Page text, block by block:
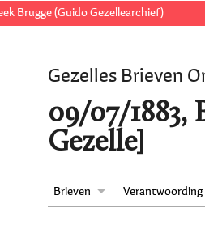
Brugge (Guido Gezellearchief)
Gezelles Brieven
09/07/1883,
Gezelle]
Brieven Verantwoording